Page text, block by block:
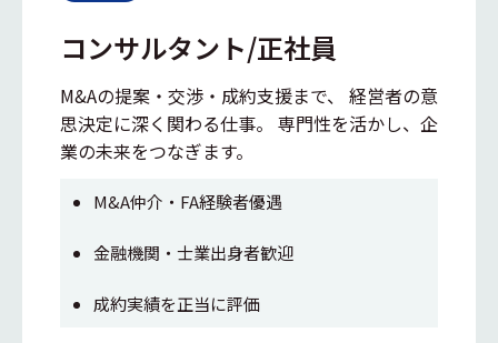
コンサルタント/正社員
M&Aの提案・交渉・成約支援まで、 経営者の意
思決定に深く関わる仕事。 専門性を活かし、企
業の未来をつなぎます。
M&A仲介・FA経験者優遇
金融機関・士業出身者歓迎
成約実績を正当に評価